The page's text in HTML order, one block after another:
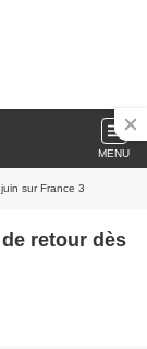
MENU
sur France 3
retour dès